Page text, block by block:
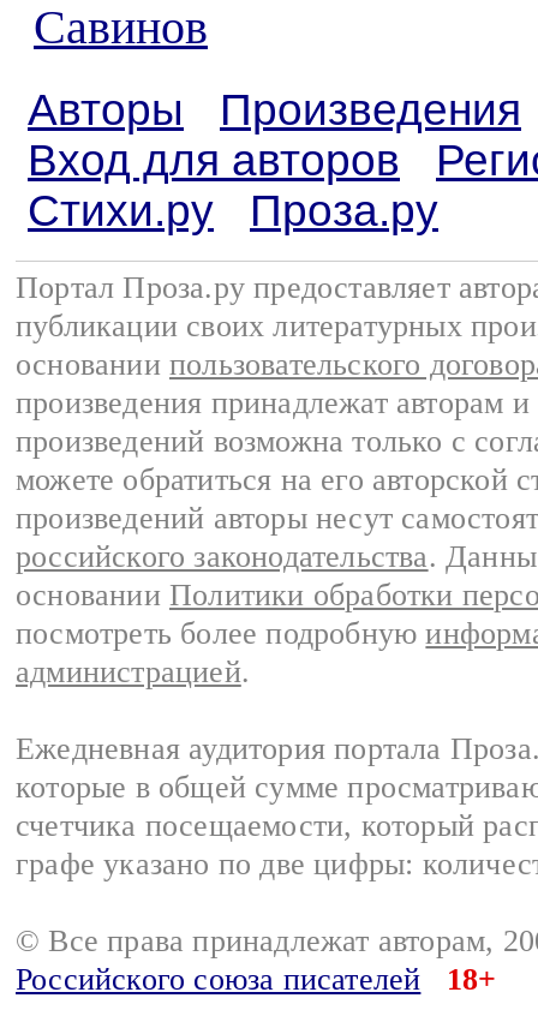
Савинов
Авторы
Произведения
Вход для авторов
Стихи.ру
Проза.ру
Портал Проза.ру предоставляет
публикации своих литературных
основании пользовательского
произведения принадлежат авторам
произведений возможна только с
можете обратиться на его авторской
произведений авторы несут
российского законодательства.
основании Политики обработки
посмотреть более подробную
администрацией.
Ежедневная аудитория портала
которые в общей сумме
счетчика посещаемости, который
графе указано по две цифры:
© Все права принадлежат авторам,
Российского союза писателей
18+